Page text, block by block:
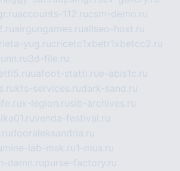
accounts-112.rucsm-demo.ru
airgungames.ruallseo-host.ru
yug.rucricetc1xbetr1xbetcc2.ru
3d-file.ru
uafoot-statti.rue-abis1c.ru
kts-services.rudark-sand.ru
x-legion.rusib-archives.ru
venda-festival.ru
dooraleksandria.ru
mine-lab-msk.ru1-mus.ru
damn.rupurse-factory.ru